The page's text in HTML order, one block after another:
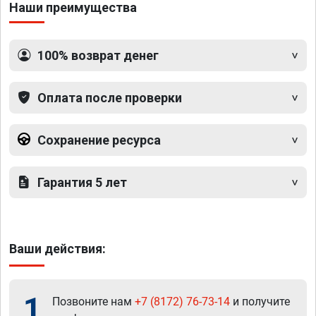
Наши преимущества
100% возврат денег
Оплата после проверки
Сохранение ресурса
Гарантия 5 лет
Ваши действия:
Позвоните нам +7 (8172) 76-73-14 и получите